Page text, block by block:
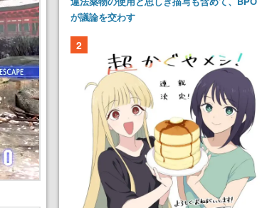
が議論を交わす
2